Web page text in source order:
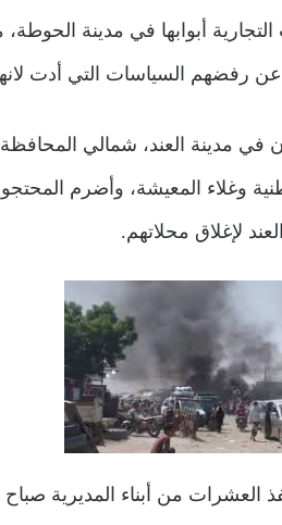
أبوابها في مدينة
رفضهم السياسات التي أدت
مدينة العند، شمالي
وغلاء المعيشة، وأضرم
لإغلاق محلاتهم.
العشرات من أبناء المديرية صباح